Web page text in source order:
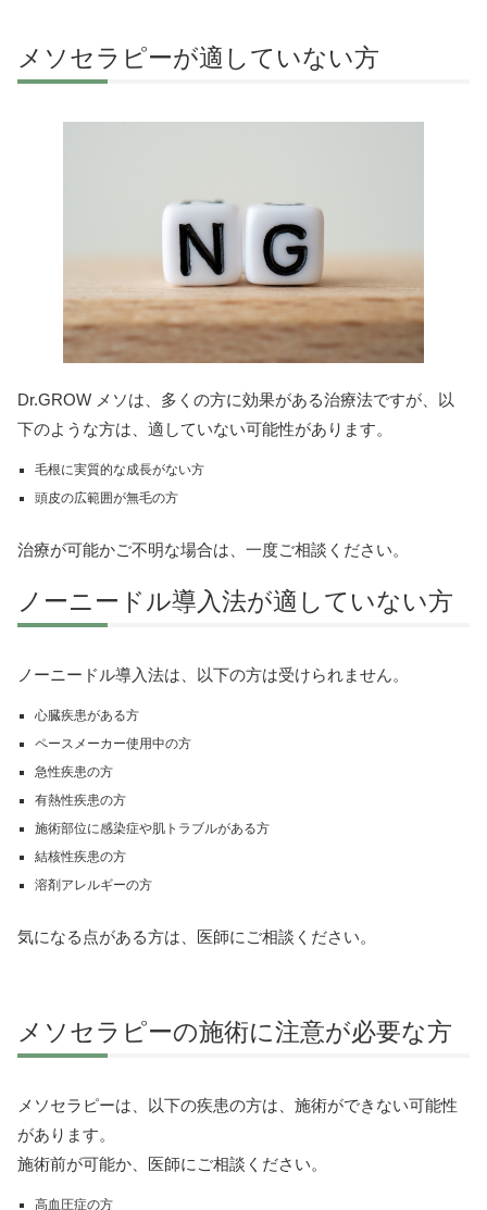
メソセラピーが適していない方
Dr.GROW メソは、多くの方に効果がある治療法ですが、以
下のような方は、適していない可能性があります。
毛根に実質的な成長がない方
頭皮の広範囲が無毛の方
治療が可能かご不明な場合は、一度ご相談ください。
ノーニードル導入法が適していない方
ノーニードル導入法は、以下の方は受けられません。
心臓疾患がある方
ペースメーカー使用中の方
急性疾患の方
有熱性疾患の方
施術部位に感染症や肌トラブルがある方
結核性疾患の方
溶剤アレルギーの方
気になる点がある方は、医師にご相談ください。
メソセラピーの施術に注意が必要な方
メソセラピーは、以下の疾患の方は、施術ができない可能性
があります。
施術前が可能か、医師にご相談ください。
高血圧症の方